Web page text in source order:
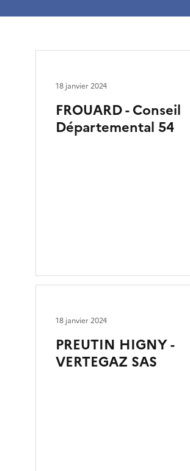
FROUARD - Conseil
Départemental 54
18 janvier 2024
PREUTIN HIGNY -
VERTEGAZ SAS
18 janvier 2024